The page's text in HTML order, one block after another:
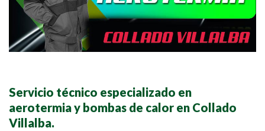
Servicio técnico especializado en
aerotermia y bombas de calor en Collado
Villalba.